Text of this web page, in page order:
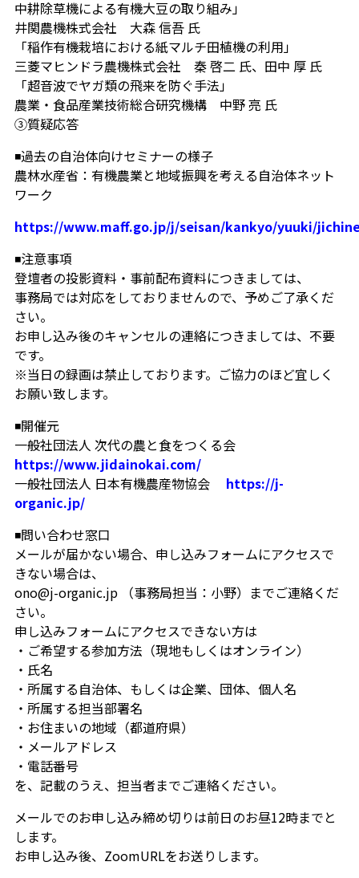
中耕除草機による有機大豆の取り組み」
井関農機株式会社 大森 信吾 氏
「稲作有機栽培における紙マルチ田植機の利用」
三菱マヒンドラ農機株式会社 秦 啓二 氏、田中 厚 氏
「超音波でヤガ類の飛来を防ぐ手法」
農業・食品産業技術総合研究機構 中野 亮 氏
③質疑応答
◾️過去の自治体向けセミナーの様子
農林水産省：有機農業と地域振興を考える自治体ネット
ワーク
https://www.maff.go.jp/j/seisan/kankyo/yuuki/
◾️注意事項
登壇者の投影資料・事前配布資料につきましては、
事務局では対応をしておりませんので、予めご了承くだ
さい。
お申し込み後のキャンセルの連絡につきましては、不要
です。
※当日の録画は禁止しております。ご協力のほど宜しく
お願い致します。
◾️開催元
一般社団法人 次代の農と食をつくる会
https://www.jidainokai.com/
一般社団法人 日本有機農産物協会 https://j-
organic.jp/
◾️問い合わせ窓口
メールが届かない場合、申し込みフォームにアクセスで
きない場合は、
ono@j-organic.jp （事務局担当：小野）までご連絡くだ
さい。
申し込みフォームにアクセスできない方は
・ご希望する参加方法（現地もしくはオンライン）
・氏名
・所属する自治体、もしくは企業、団体、個人名
・所属する担当部署名
・お住まいの地域（都道府県）
・メールアドレス
・電話番号
を、記載のうえ、担当者までご連絡ください。
メールでのお申し込み締め切りは前日のお昼12時までと
します。
お申し込み後、ZoomURLをお送りします。